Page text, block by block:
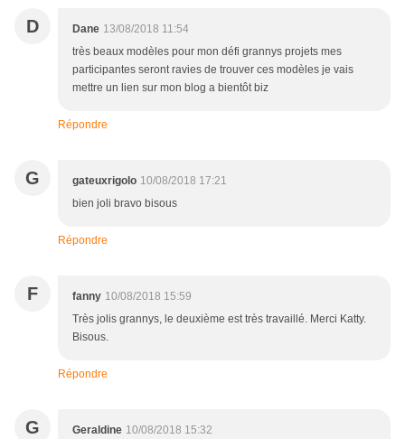
D Dane 13/08/2018 11:54
très beaux modèles pour mon défi grannys projets mes
participantes seront ravies de trouver ces modèles je vais
mettre un lien sur mon blog a bientôt biz
Répondre
G gateuxrigolo 10/08/2018 17:21
bien joli bravo bisous
Répondre
F fanny 10/08/2018 15:59
Très jolis grannys, le deuxième est très travaillé. Merci Katty.
Bisous.
Répondre
G Geraldine 10/08/2018 15:32